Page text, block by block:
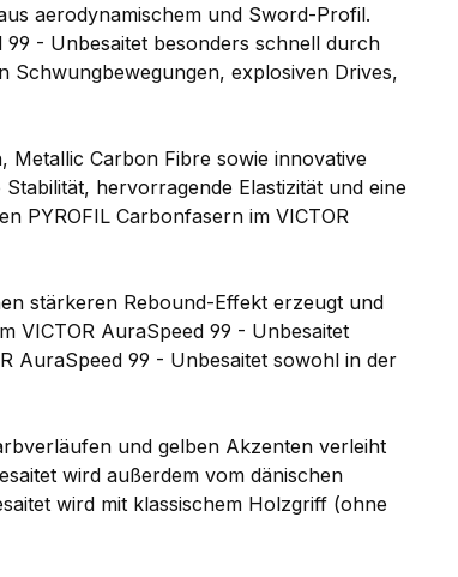
aerodynamischem und Sword-Profil.
- Unbesaitet besonders schnell durch
Schwungbewegungen, explosiven Drives,
Metallic Carbon Fibre sowie innovative
hervorragende Elastizität und eine
PYROFIL Carbonfasern im VICTOR
stärkeren Rebound-Effekt erzeugt und
VICTOR AuraSpeed 99 - Unbesaitet
AuraSpeed 99 - Unbesaitet sowohl in der
und gelben Akzenten verleiht
wird außerdem vom dänischen
wird mit klassischem Holzgriff (ohne